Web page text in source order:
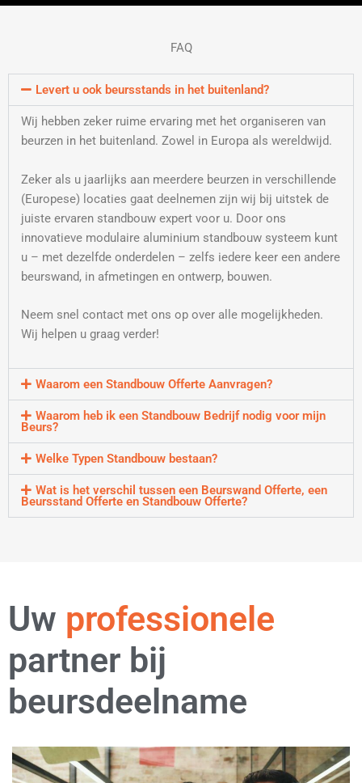
FAQ
Levert u ook beursstands in het buitenland?
Wij hebben zeker ruime ervaring met het organiseren van
beurzen in het buitenland. Zowel in Europa als wereldwijd.
Zeker als u jaarlijks aan meerdere beurzen in verschillende
(Europese) locaties gaat deelnemen zijn wij bij uitstek de
juiste ervaren standbouw expert voor u. Door ons
innovatieve modulaire aluminium standbouw systeem kunt
u – met dezelfde onderdelen – zelfs iedere keer een andere
beurswand, in afmetingen en ontwerp, bouwen.
Neem snel contact met ons op over alle mogelijkheden.
Wij helpen u graag verder!
Waarom een Standbouw Offerte Aanvragen?
Waarom heb ik een Standbouw Bedrijf nodig voor mijn
Beurs?
Welke Typen Standbouw bestaan?
Wat is het verschil tussen een Beurswand Offerte, een
Beursstand Offerte en Standbouw Offerte?
Uw professionele
strategische
partner bij
beursdeelname